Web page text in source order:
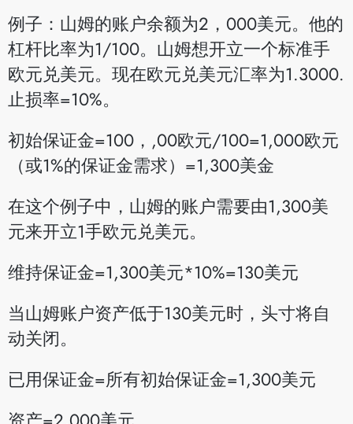
例子：山姆的账户余额为2，000美元。他的
杠杆比率为1/100。山姆想开立一个标准手
欧元兑美元。现在欧元兑美元汇率为1.3000.
止损率=10%。
初始保证金=100，,00欧元/100=1,000欧元
（或1%的保证金需求）=1,300美金
在这个例子中，山姆的账户需要由1,300美
元来开立1手欧元兑美元。
维持保证金=1,300美元*10%=130美元
当山姆账户资产低于130美元时，头寸将自
动关闭。
已用保证金=所有初始保证金=1,300美元